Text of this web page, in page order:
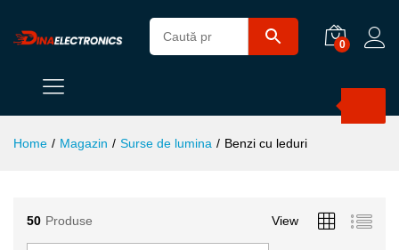
0
Home / Magazin / Surse de lumina / Benzi cu leduri
50 Produse View